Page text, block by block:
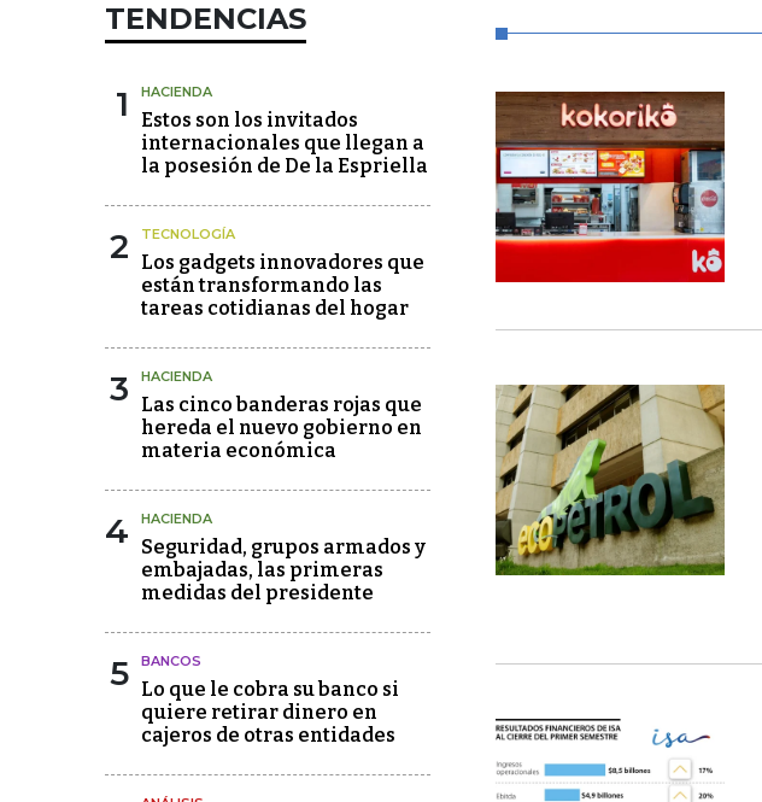
TENDENCIAS
1 HACIENDA
Estos son los invitados
internacionales que llegan a
la posesión de De la Espriella
2 TECNOLOGÍA
Los gadgets innovadores que
están transformando las
tareas cotidianas del hogar
3 HACIENDA
Las cinco banderas rojas que
hereda el nuevo gobierno en
materia económica
4 HACIENDA
Seguridad, grupos armados y
embajadas, las primeras
medidas del presidente
5 BANCOS
Lo que le cobra su banco si
quiere retirar dinero en
cajeros de otras entidades